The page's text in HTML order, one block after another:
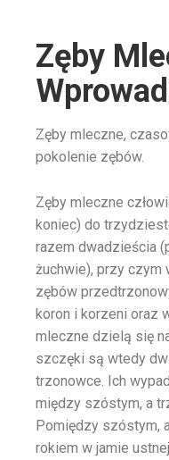
Zęby
Zęby mleczne,
pokolenie zębów.
Zęby mleczne
koniec) do
razem dwadzieścia
żuchwie), przy czym
zębów
koron i korzeni oraz
mleczne dzielą się
szczęki są wtedy
trzonowce. Ich
między szóstym, a
Pomiędzy szóstym,
rokiem w jamie